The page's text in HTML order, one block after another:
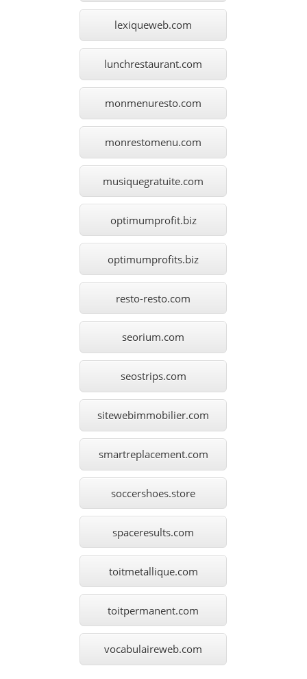
lexiqueweb.com
lunchrestaurant.com
monmenuresto.com
monrestomenu.com
musiquegratuite.com
optimumprofit.biz
optimumprofits.biz
resto-resto.com
seorium.com
seostrips.com
sitewebimmobilier.com
smartreplacement.com
soccershoes.store
spaceresults.com
toitmetallique.com
toitpermanent.com
vocabulaireweb.com